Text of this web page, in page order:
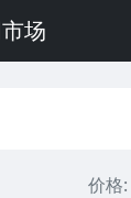
场
价格: